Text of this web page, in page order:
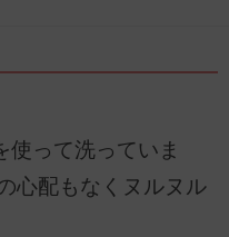
って洗っていま
心配もなくヌルヌル